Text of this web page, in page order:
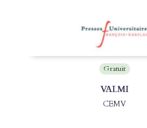
Gratuit
VALMI
CEMV